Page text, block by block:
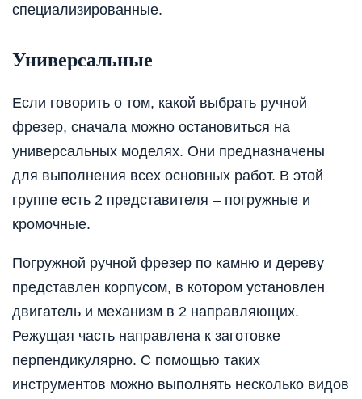
специализированные.
Универсальные
Если говорить о том, какой выбрать ручной
фрезер, сначала можно остановиться на
универсальных моделях. Они предназначены
для выполнения всех основных работ. В этой
группе есть 2 представителя – погружные и
кромочные.
Погружной ручной фрезер по камню и дереву
представлен корпусом, в котором установлен
двигатель и механизм в 2 направляющих.
Режущая часть направлена к заготовке
перпендикулярно. С помощью таких
инструментов можно выполнять несколько видов